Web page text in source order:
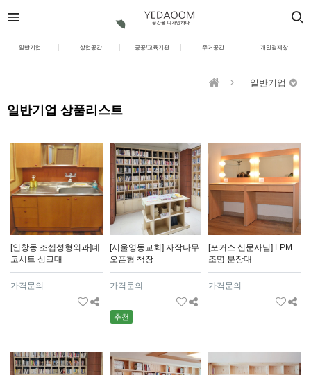
일반기업 상업공간 공공/교육기관 주거공간 개인결제창
일반기업 상품리스트
일반기업
[인창동 조셉성형외과]데
코시트 싱크대
가격문의
[서울영동교회] 자작나무
오픈형 책장
가격문의
추천
[포커스 신문사님] LPM
조명 분장대
가격문의